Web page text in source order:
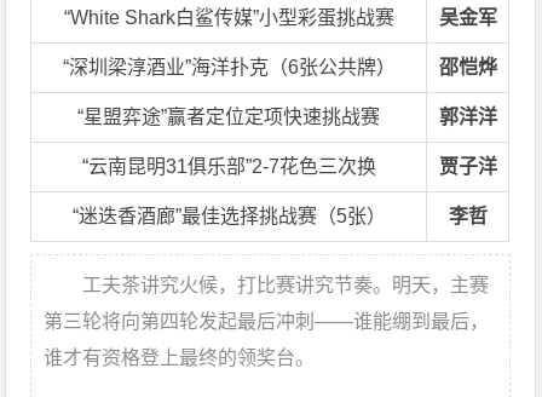
“White Shark白鲨传媒”小型彩蛋挑战赛 吴金军
“深圳梁淳酒业”海洋扑克（6张公共牌） 邵恺烨
“星盟弈途”赢者定位定项快速挑战赛 郭洋洋
“云南昆明31俱乐部”2-7花色三次换 贾子洋
“迷迭香酒廊”最佳选择挑战赛（5张） 李哲
工夫茶讲究火候，打比赛讲究节奏。明天，主赛
第三轮将向第四轮发起最后冲刺——谁能绷到最后，
谁才有资格登上最终的领奖台。